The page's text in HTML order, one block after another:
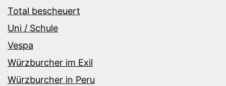
Total bescheuert
Uni / Schule
Vespa
Würzburcher im Exil
Würzburcher in Peru